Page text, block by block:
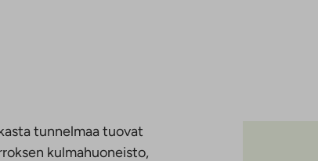
tunnelmaa tuovat
kulmahuoneisto,